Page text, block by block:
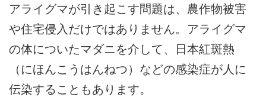
アライグマが引き起こす問題は、農作物被害
や住宅侵入だけではありません。アライグマ
の体についたマダニを介して、日本紅斑熱
（にほんこうはんねつ）などの感染症が人に
伝染することもあります。